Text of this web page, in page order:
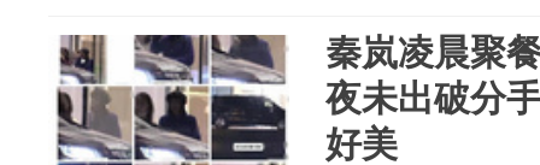
秦岚凌晨聚
夜未出破分
好美